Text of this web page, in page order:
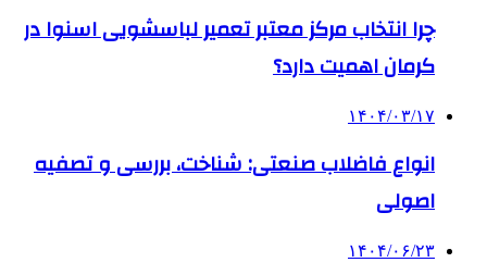
چرا انتخاب مرکز معتبر تعمیر لباسشویی اسنوا در
کرمان اهمیت دارد؟
۱۴۰۴/۰۳/۱۷
انواع فاضلاب صنعتی: شناخت، بررسی و تصفیه
اصولی
۱۴۰۴/۰۶/۲۳